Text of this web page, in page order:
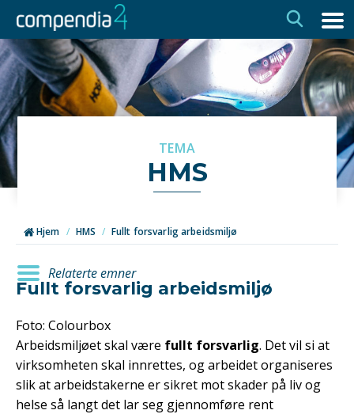
navigasjon
innhold
TEMA
HMS
Hjem / HMS / Fullt forsvarlig arbeidsmiljø
Relaterte emner
Fullt forsvarlig arbeidsmiljø
Foto: Colourbox
Arbeidsmiljøet skal være fullt forsvarlig. Det vil si at
virksomheten skal innrettes, og arbeidet organiseres
slik at arbeidstakerne er sikret mot skader på liv og
helse så langt det lar seg gjennomføre rent